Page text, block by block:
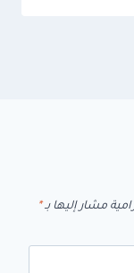
مشار إليها بـ *